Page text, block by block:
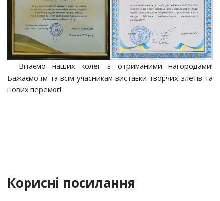
Вітаємо наших колег з отриманими нагородами!
Бажаємо їм та всім учасникам виставки творчих злетів та
нових перемог!
Корисні посилання